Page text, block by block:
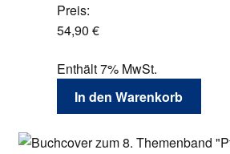
Preis:
54,90 €
Enthält 7% MwSt.
In den Warenkorb